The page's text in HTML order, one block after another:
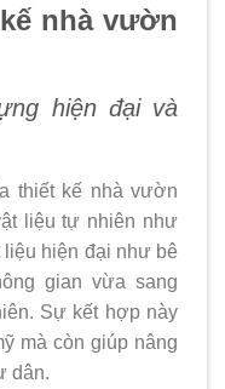
nhà vườn
hiện đại và
thiết kế nhà vườn
liệu tự nhiên như
hiện đại như bê
gian vừa sang
Sự kết hợp này
mà còn giúp nâng
dân.